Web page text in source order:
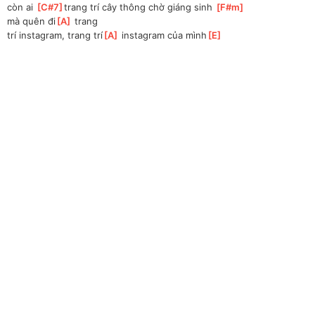
còn ai [C#7 ]trang trí cây thông chờ giáng sinh [F#m
mà quên đi[A ] trang
trí instagram, trang trí[A instagram của mình [E